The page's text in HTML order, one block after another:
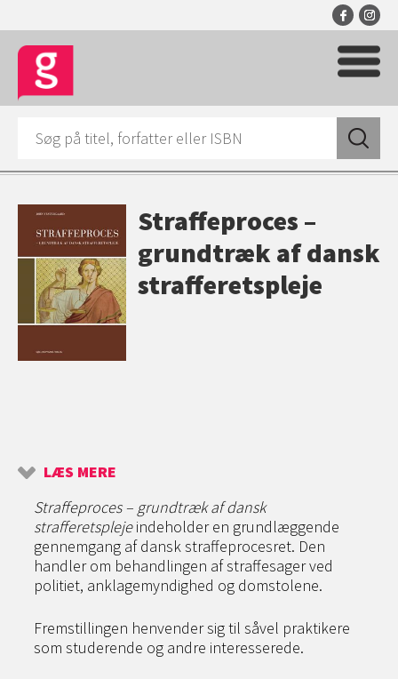
Straffeproces –
grundtræk af dansk
strafferetspleje
LÆS MERE
Straffeproces – grundtræk af dansk
strafferetsplejeindeholder en grundlæggende
gennemgang af dansk straffeprocesret. Den
handler om behandlingen af straffesager ved
politiet, anklagemyndighed og domstolene.
Fremstillingen henvender sig til såvel praktikere
som studerende og andre interesserede.